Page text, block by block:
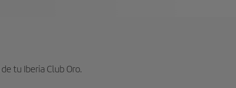
de tu Iberia Club Oro.